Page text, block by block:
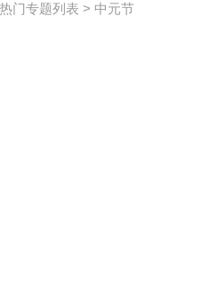
门专题列表 > 中元节